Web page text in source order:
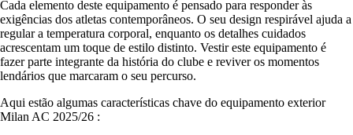
Cada elemento deste equipamento é pensado para responder às
exigências dos atletas contemporâneos. O seu design respirável ajuda a
regular a temperatura corporal, enquanto os detalhes cuidados
acrescentam um toque de estilo distinto. Vestir este equipamento é
fazer parte integrante da história do clube e reviver os momentos
lendários que marcaram o seu percurso.
Aqui estão algumas características chave do equipamento exterior
Milan AC 2025/26 :